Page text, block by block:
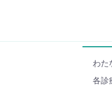
わた
各診